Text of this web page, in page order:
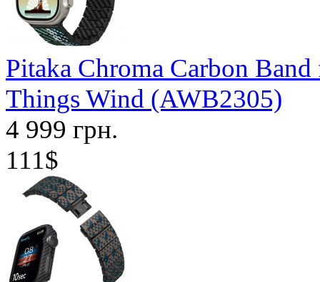
Pitaka Chroma Carbon
Things Wind (AWB2305)
4 999 грн.
111$